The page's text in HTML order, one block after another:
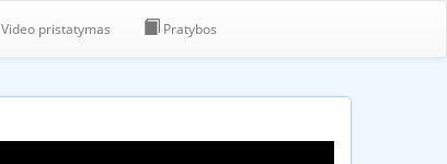
Video pristatymas Pratybos